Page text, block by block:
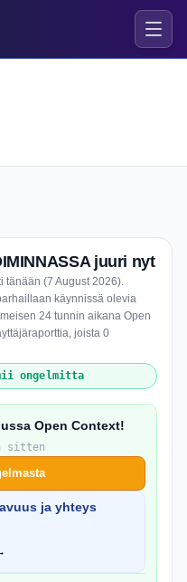
juuri nyt
tänään (7 August 2026).
käynnissä olevia
24 tunnin aikana Open
joista 0
ongelmitta
Open Context!
sitten
ja yhteys